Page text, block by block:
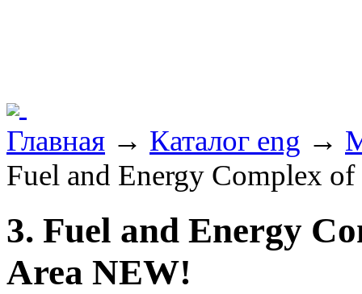
Главная → Каталог eng →
Fuel and Energy Complex
3. Fuel and Energy
Area NEW!